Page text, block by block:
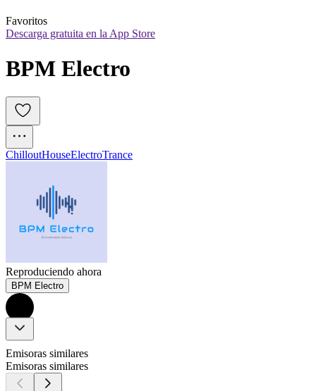
Favoritos
Descarga gratuita en la App Store
BPM Electro
ChilloutHouseElectroTrance
Reproduciendo ahora
BPM Electro
Emisoras similares
Emisoras similares